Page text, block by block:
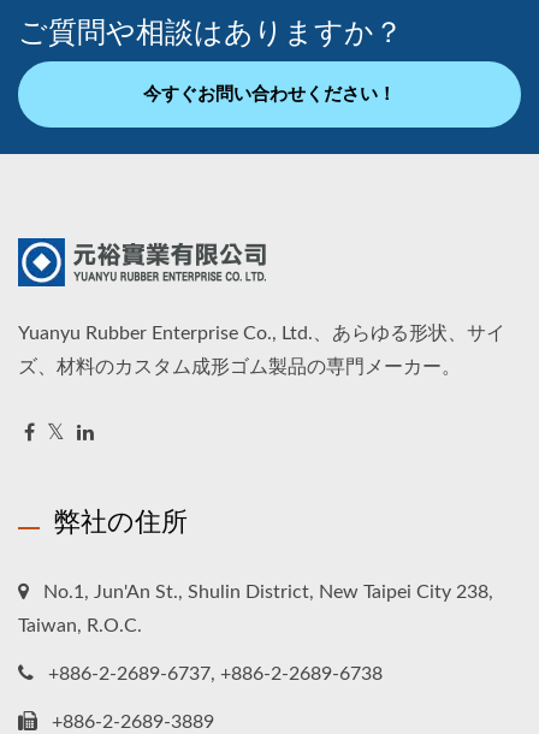
ご質問や相談はありますか？
今すぐお問い合わせください！
Yuanyu Rubber Enterprise Co., Ltd.、あらゆる形状、サイ
ズ、材料のカスタム成形ゴム製品の専門メーカー。
弊社の住所
No.1, Jun'An St., Shulin District, New Taipei City 238,
Taiwan, R.O.C.
+886-2-2689-6737, +886-2-2689-6738
+886-2-2689-3889